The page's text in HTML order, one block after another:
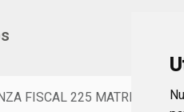
FISCAL 225